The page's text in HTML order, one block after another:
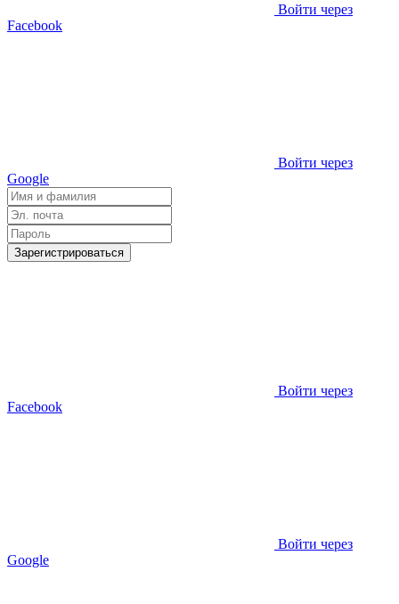
Войти через
Facebook
Войти через
Google
Зарегистрироваться
Войти через
Facebook
Войти через
Google